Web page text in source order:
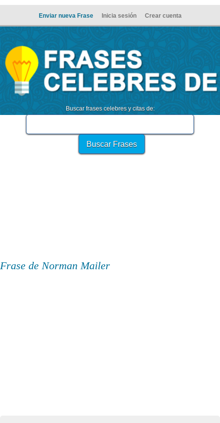
Enviar nueva Frase Inicia sesión Crear cuenta
Buscar frases celebres y citas de:
Frase de Norman Mailer